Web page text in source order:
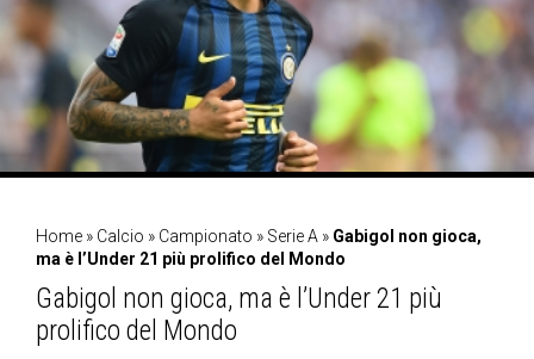
Home » Calcio » Campionato » Serie A » Gabigol non gioca,
ma è l’Under 21 più prolifico del Mondo
Gabigol non gioca, ma è l’Under 21 più
prolifico del Mondo